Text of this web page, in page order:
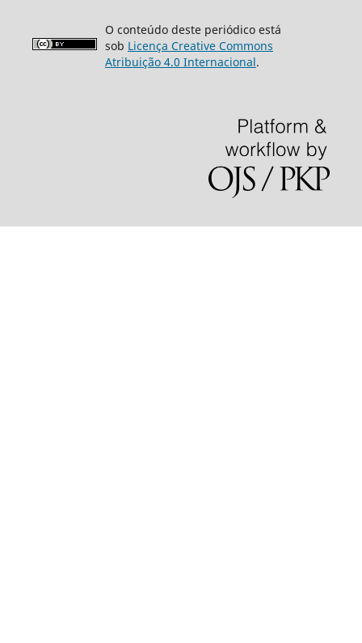
O conteúdo deste periódico está
sob Licença Creative Commons
Atribuição 4.0 Internacional.